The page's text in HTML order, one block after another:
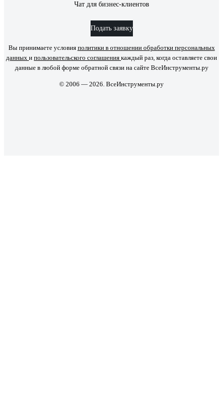
Чат для бизнес-клиентов
Подать заявку
Вы принимаете условия политики в отношении обработки персональных
данных и пользовательского соглашения каждый раз, когда оставляете свои
данные в любой форме обратной связи на сайте ВсеИнструменты.ру
© 2006 — 2026. ВсеИнструменты.ру